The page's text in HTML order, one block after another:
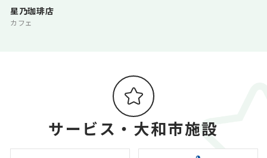
星乃珈琲店
カフェ
サービス・大和市施設